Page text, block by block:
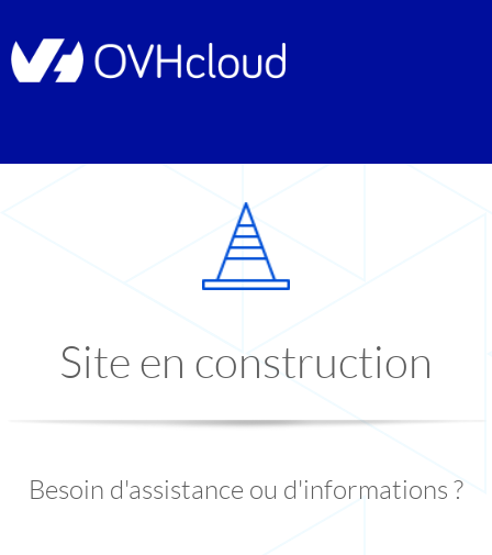
Site en construction
Besoin d'assistance ou d'informations ?